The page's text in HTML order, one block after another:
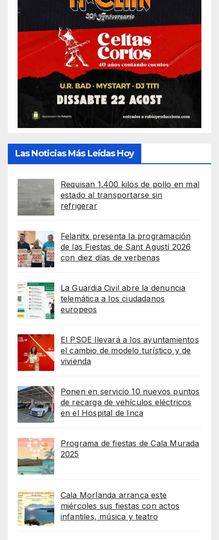
Las Noticias Más Leídas Hoy
Requisan 1.400 kilos de pollo en mal
estado al transportarse sin
refrigerar
Felanitx presenta la programación
de las Fiestas de Sant Agustí 2026
con diez días de verbenas
La Guardia Civil abre la denuncia
telemática a los ciudadanos
europeos
El PSOE llevará a los ayuntamientos
el cambio de modelo turístico y de
vivienda
Ponen en servicio 10 nuevos puntos
de recarga de vehículos eléctricos
en el Hospital de Inca
Programa de fiestas de Cala Murada
2025
Cala Morlanda arranca este
miércoles sus fiestas con actos
infantiles, música y teatro